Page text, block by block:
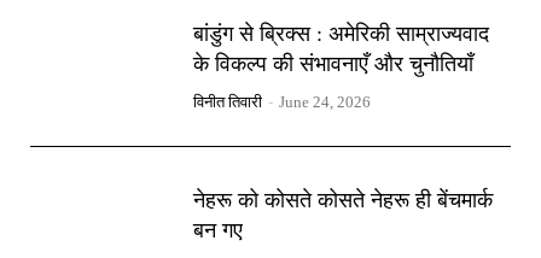
बांडुंग से ब्रिक्स : अमेरिकी साम्राज्यवाद
के विकल्प की संभावनाएँ और चुनौतियाँ
विनीत तिवारी - June 24, 2026
नेहरू को कोसते कोसते नेहरू ही बेंचमार्क
बन गए